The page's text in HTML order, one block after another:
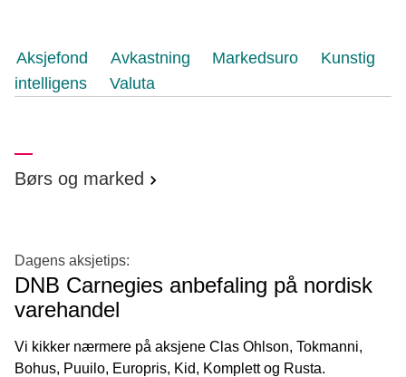
Aksjefond Avkastning Markedsuro
Kunstig
intelligens
Valuta
Børs og marked
Dagens aksjetips:
DNB Carnegies anbefaling på nordisk
varehandel
Vi kikker nærmere på aksjene Clas Ohlson, Tokmanni,
Bohus, Puuilo, Europris, Kid, Komplett og Rusta.